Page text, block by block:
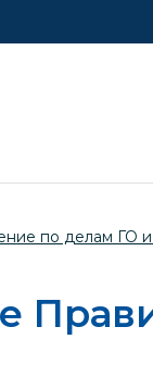
по делам ГО